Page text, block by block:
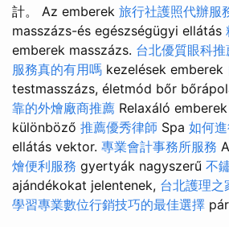
計。 Az emberek 旅行社護照代辦服
masszázs-és egészségügyi ellátás
emberek masszázs. 台北優質眼科推
服務真的有用嗎 kezelések emberek
testmasszázs, életmód bőr
靠的外燴廠商推薦 Relaxáló
különböző 推薦優秀律師 Spa 如何
ellátás vektor. 專業會計事務所服務
燴便利服務 gyertyák nagyszerű 不
ajándékokat jelentenek, 台北護理之
學習專業數位行銷技巧的最佳選擇